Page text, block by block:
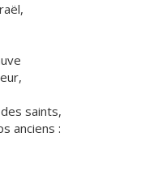
saints,
anciens :